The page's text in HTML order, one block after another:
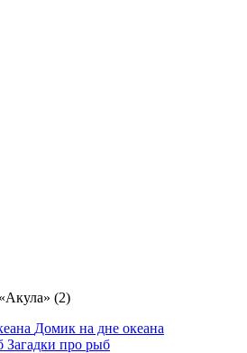
(2)
Домик на дне океана
Загадки про рыб